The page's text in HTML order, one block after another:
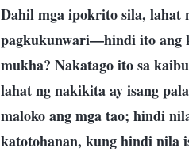
Dahil mga ipokrito sila, lahat
pagkukunwari—hindi ito ang
mukha? Nakatago ito sa
lahat ng nakikita ay isang
maloko ang mga tao; hindi
katotohanan, kung hindi nila